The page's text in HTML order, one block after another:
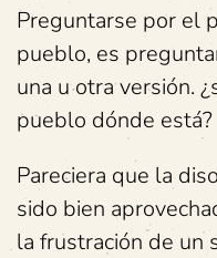
Preguntarse por el
pueblo, es
una u otra versión.
pueblo dónde está?
Pareciera que la
sido bien
la frustración de un